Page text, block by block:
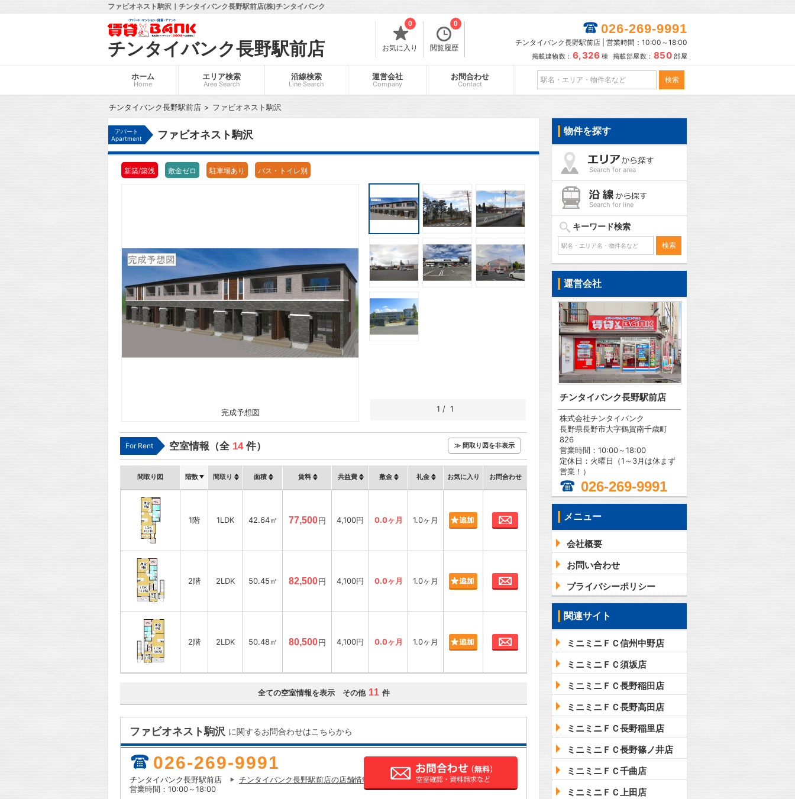
ファビオネスト駒沢｜チンタイバンク長野駅前店(株)チンタイバンク
チンタイバンク長野駅前店 お気に入り
0
閲覧履歴
0 026-269-9991
チンタイバンク長野駅前店 | 営業時間：10:00～18:00
掲載建物数： 6,326 棟 掲載部屋数： 850 部屋
ホーム
Home
エリア検索
Area Search
沿線検索
Line Search
運営会社
Company
お問合わせ
Contact
チンタイバンク長野駅前店 ファビオネスト駒沢
アパート
Apartment
ファビオネスト駒沢
新築/築浅 敷金ゼロ 駐車場あり バス・トイレ別
完成予想図 1 / 1
For Rent 空室情報（全 14件） ≫ 間取り図を非表示
間取り図 階数 間取り 面積 賃料 共益費 敷金 礼金 お気に入り お問合わせ
1階 1LDK 42.64㎡ 77,500円 4,100円 0.0ヶ月 1.0ヶ月 お問合わせ
2階 2LDK 50.45㎡ 82,500円 4,100円 0.0ヶ月 1.0ヶ月 お問合わせ
2階 2LDK 50.48㎡ 80,500円 4,100円 0.0ヶ月 1.0ヶ月 お問合わせ
全ての空室情報を表示 その他 11 件
ファビオネスト駒沢 に関するお問合わせはこちらから
026-269-9991
チンタイバンク長野駅前店
チンタイバンク長野駅前店の店舗情報
営業時間：10:00～18:00
物件を探す
Search for area
Search for line
キーワード検索
運営会社
チンタイバンク長野駅前店
株式会社チンタイバンク
長野県長野市大字鶴賀南千歳町
826
営業時間：10:00～18:00
定休日：火曜日（1～3月は休まず
営業！）
026-269-9991
メニュー
会社概要
お問い合わせ
プライバシーポリシー
関連サイト
ミニミニＦＣ信州中野店
ミニミニＦＣ須坂店
ミニミニＦＣ長野稲田店
ミニミニＦＣ長野高田店
ミニミニＦＣ長野稲里店
ミニミニＦＣ長野篠ノ井店
ミニミニＦＣ千曲店
ミニミニＦＣ上田店